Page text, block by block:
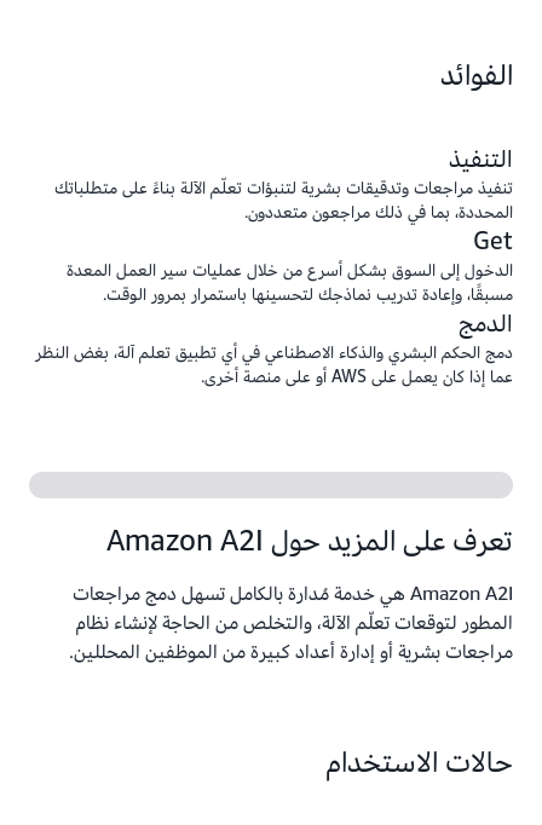
الفوائد
التنفيذ
تنفيذ مراجعات وتدقيقات بشرية لتنبؤات تعلّم الآلة بناءً على متطلباتك
المحددة، بما في ذلك مراجعون متعددون.
Get
الدخول إلى السوق بشكل أسرع من خلال عمليات سير العمل المعدة
مسبقًا، وإعادة تدريب نماذجك لتحسينها باستمرار بمرور الوقت.
الدمج
دمج الحكم البشري والذكاء الاصطناعي في أي تطبيق تعلم آلة، بغض النظر
عما إذا كان يعمل على AWS أو على منصة أخرى.
تعرف على المزيد حول Amazon A2I
Amazon A2I هي خدمة مُدارة بالكامل تسهل دمج مراجعات
المطور لتوقعات تعلّم الآلة، والتخلص من الحاجة لإنشاء نظام
مراجعات بشرية أو إدارة أعداد كبيرة من الموظفين المحللين.
حالات الاستخدام